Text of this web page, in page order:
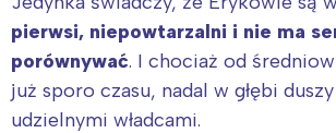
pierwsi, niepowtarzalni i nie ma
porównywać. I chociaż od
już sporo czasu, nadal w głębi
udzielnymi władcami.